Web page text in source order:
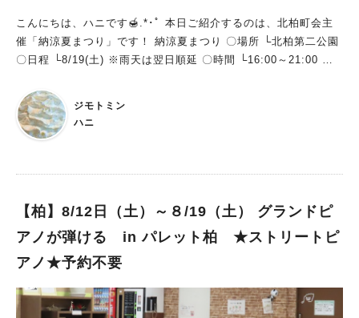
こんにちは、ハニです🍯.*･ﾟ 本日ご紹介するのは、北柏町会主
催「納涼夏まつり」です！ 納涼夏まつり 〇場所 └北柏第二公園
〇日程 └8/19(土) ※雨天は翌日順延 〇時間 └16:00～21:00 会場
細はあまり記載されていませんでしたが、柏市の公式ホームペー
ジによると… ・こどもの広場 ・音楽ライブ ・よさこいソーラン
・竹灯ろう作り体験 ・輪踊り大会 など が行われるそうです！
ジモトミン
ハニ
【柏】8/12日（土）～８/19（土） グランドピ
アノが弾ける in パレット柏 ★ストリートピ
アノ★予約不要